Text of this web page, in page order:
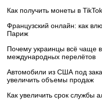
Как получить монеты в
Французский онлайн: как
Париж
Почему украинцы всё чаще
международных перелётов
Автомобили из США под
увеличить объемы продаж
Как увеличить срок службы